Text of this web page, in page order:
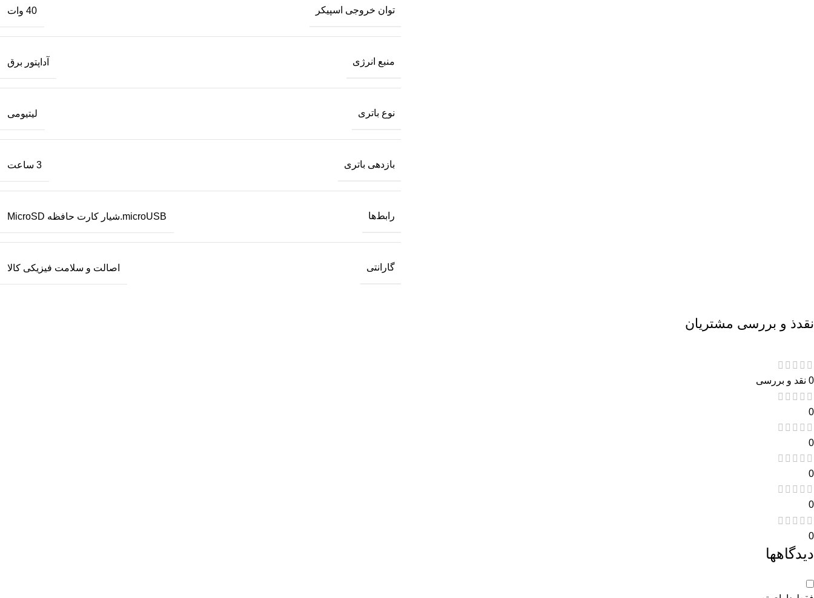
توان خروجی اسپیکر 40 وات
منبع انرژی آداپتور برق
نوع باتری لیتیومی
بازدهی باتری 3 ساعت
رابط‌ها microUSB.شیار کارت حافظه MicroSD
گارانتی اصالت و سلامت فیزیکی کالا
نقدذ و بررسی مشتریان
0 نقد و بررسی
0
0
0
0
0
دیدگاهها